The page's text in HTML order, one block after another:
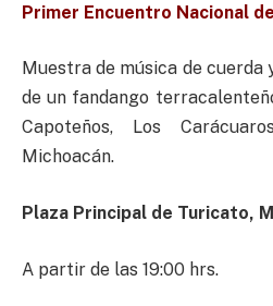
Primer Encuentro Nacional
Muestra de música de cuerda
de un fandango
Capoteños, Los
Michoacán.
Plaza Principal de Turicato,
A partir de las 19:00 hrs.